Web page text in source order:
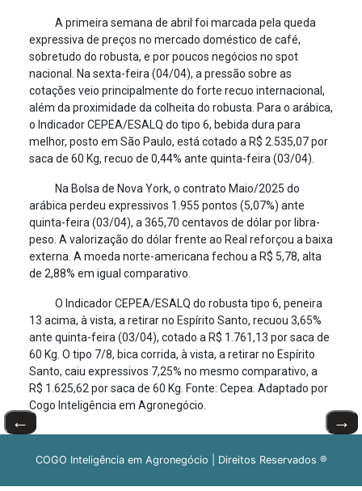
A primeira semana de abril foi marcada pela queda
expressiva de preços no mercado doméstico de café,
sobretudo do robusta, e por poucos negócios no spot
nacional. Na sexta-feira (04/04), a pressão sobre as
cotações veio principalmente do forte recuo internacional,
além da proximidade da colheita do robusta. Para o arábica,
o Indicador CEPEA/ESALQ do tipo 6, bebida dura para
melhor, posto em São Paulo, está cotado a R$ 2.535,07 por
saca de 60 Kg, recuo de 0,44% ante quinta-feira (03/04).
Na Bolsa de Nova York, o contrato Maio/2025 do
arábica perdeu expressivos 1.955 pontos (5,07%) ante
quinta-feira (03/04), a 365,70 centavos de dólar por libra-
peso. A valorização do dólar frente ao Real reforçou a baixa
externa. A moeda norte-americana fechou a R$ 5,78, alta
de 2,88% em igual comparativo.
O Indicador CEPEA/ESALQ do robusta tipo 6, peneira
13 acima, à vista, a retirar no Espírito Santo, recuou 3,65%
ante quinta-feira (03/04), cotado a R$ 1.761,13 por saca de
60 Kg. O tipo 7/8, bica corrida, à vista, a retirar no Espírito
Santo, caiu expressivos 7,25% no mesmo comparativo, a
R$ 1.625,62 por saca de 60 Kg. Fonte: Cepea. Adaptado por
Cogo Inteligência em Agronegócio.
← →
COGO Inteligência em Agronegócio | Direitos Reservados ®